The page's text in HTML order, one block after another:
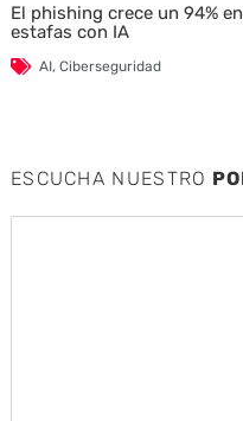
El phishing crece un 94%
estafas con IA
AI, Ciberseguridad
ESCUCHA NUESTRO